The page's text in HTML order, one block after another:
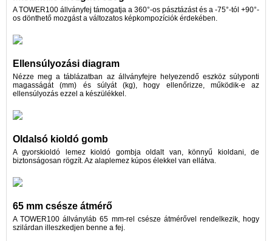
A TOWER100 állványfej támogatja a 360°-os pásztázást és a -75°-tól +90°-
os dönthető mozgást a változatos képkompozíciók érdekében.
Ellensúlyozási diagram
Nézze meg a táblázatban az állványfejre helyezendő eszköz súlyponti
magasságát (mm) és súlyát (kg), hogy ellenőrizze, működik-e az
ellensúlyozás ezzel a készülékkel.
Oldalsó kioldó gomb
A gyorskioldó lemez kioldó gombja oldalt van, könnyű kioldani, de
biztonságosan rögzít. Az alaplemez kúpos élekkel van ellátva.
65 mm csésze átmérő
A TOWER100 állványláb 65 mm-rel csésze átmérővel rendelkezik, hogy
szilárdan illeszkedjen benne a fej.